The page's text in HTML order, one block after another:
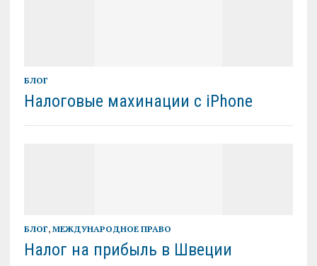
БЛОГ
Налоговые махинации с iPhone
БЛОГ, МЕЖДУНАРОДНОЕ ПРАВО
Налог на прибыль в Швеции